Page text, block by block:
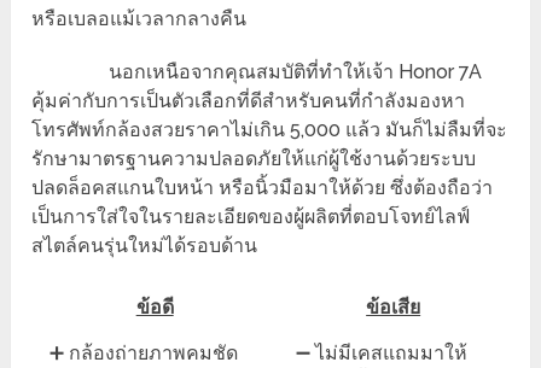
หรือเบลอแม้เวลากลางคืน
นอกเหนือจากคุณสมบัติที่ทำให้เจ้า Honor 7A
คุ้มค่ากับการเป็นตัวเลือกที่ดีสำหรับคนที่กำลังมองหา
โทรศัพท์กล้องสวยราคาไม่เกิน 5,000 แล้ว มันก็ไม่ลืมที่จะ
รักษามาตรฐานความปลอดภัยให้แก่ผู้ใช้งานด้วยระบบ
ปลดล็อคสแกนใบหน้า หรือนิ้วมือมาให้ด้วย ซึ่งต้องถือว่า
เป็นการใส่ใจในรายละเอียดของผู้ผลิตที่ตอบโจทย์ไลฟ์
สไตล์คนรุ่นใหม่ได้รอบด้าน
ข้อดี
ข้อเสีย
➕ กล้องถ่ายภาพคมชัด
➖ ไม่มีเคสแถมมาให้